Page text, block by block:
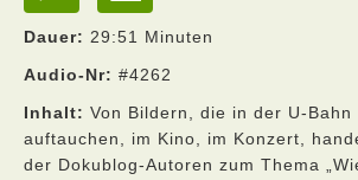
Dauer: 29:51 Minuten
Audio-Nr: #4262
Inhalt: Von Bildern, die in der U-Bahn
auftauchen, im Kino, im Konzert,
der Dokublog-Autoren zum Thema